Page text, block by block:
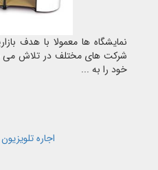
نمایشگاه ها معمولا با هدف
شرکت های مختلف در تلاش می
خود را به ...
اجاره تلویزیون lcd هوشمند